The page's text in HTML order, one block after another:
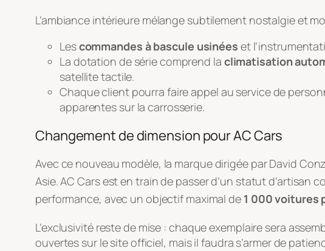
L’ambiance intérieure mélange subtilement nostalgie et
Lescommandes à bascule usinées et
La dotation de série comprend la climatisation
satellite tactile.
Chaque client pourra faire appel au service de
apparentes sur la carrosserie.
Changement de dimension pour AC Cars
Avec ce nouveau modèle, la marque dirigée par David
Asie. AC Cars est en train de passer d’un statut
performance, avec un objectif maximal de 1 000 voitures
L’exclusivité reste de mise : chaque exemplaire sera
ouvertes sur le site officiel, mais il faudra s’armer de